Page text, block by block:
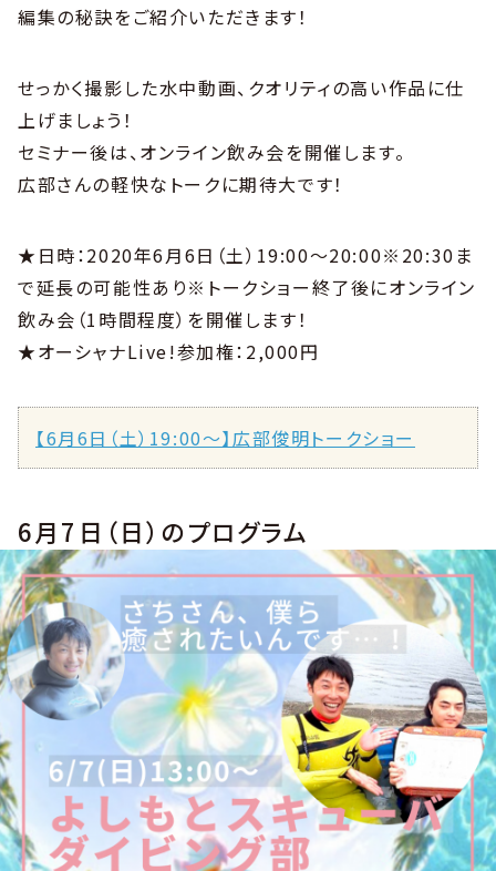
編集の秘訣をご紹介いただきます！
せっかく撮影した水中動画、クオリティの高い作品に仕
上げましょう！
セミナー後は、オンライン飲み会を開催します。
広部さんの軽快なトークに期待大です！
★日時：2020年6月6日（土）19:00〜20:00※20:30ま
で延長の可能性あり※トークショー終了後にオンライン
飲み会（1時間程度）を開催します！
★オーシャナLive!参加権：2,000円
【6月6日（土）19:00〜】広部俊明トークショー
6月7日（日）のプログラム